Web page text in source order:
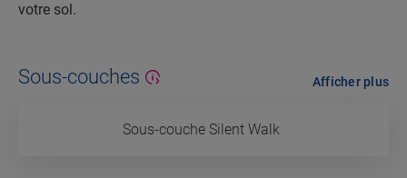
votre sol.
Sous-couches
Sous-couche Silent Walk
Afficher plus